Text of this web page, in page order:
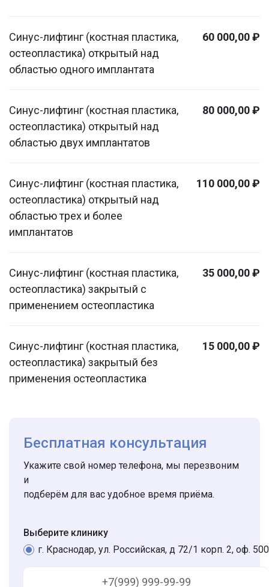
Синус-лифтинг (костная пластика,
остеопластика) открытый над
областью одного имплантата
60 000,00 ₽
Синус-лифтинг (костная пластика,
остеопластика) открытый над
областью двух имплантатов
80 000,00 ₽
Синус-лифтинг (костная пластика,
остеопластика) открытый над
областью трех и более
имплантатов
110 000,00 ₽
Синус-лифтинг (костная пластика,
остеопластика) закрытый с
применением остеопластика
35 000,00 ₽
Синус-лифтинг (костная пластика,
остеопластика) закрытый без
применения остеопластика
15 000,00 ₽
Бесплатная консультация
Укажите свой номер телефона, мы перезвоним
и
подберём для вас удобное время приёма.
Выберите клинику
г. Краснодар, ул. Российская, д 72/1 корп. 2, оф. 500